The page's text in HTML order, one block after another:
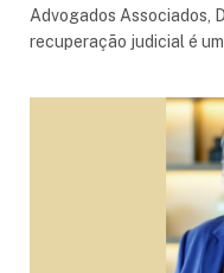
Advogados Associados,
recuperação judicial é